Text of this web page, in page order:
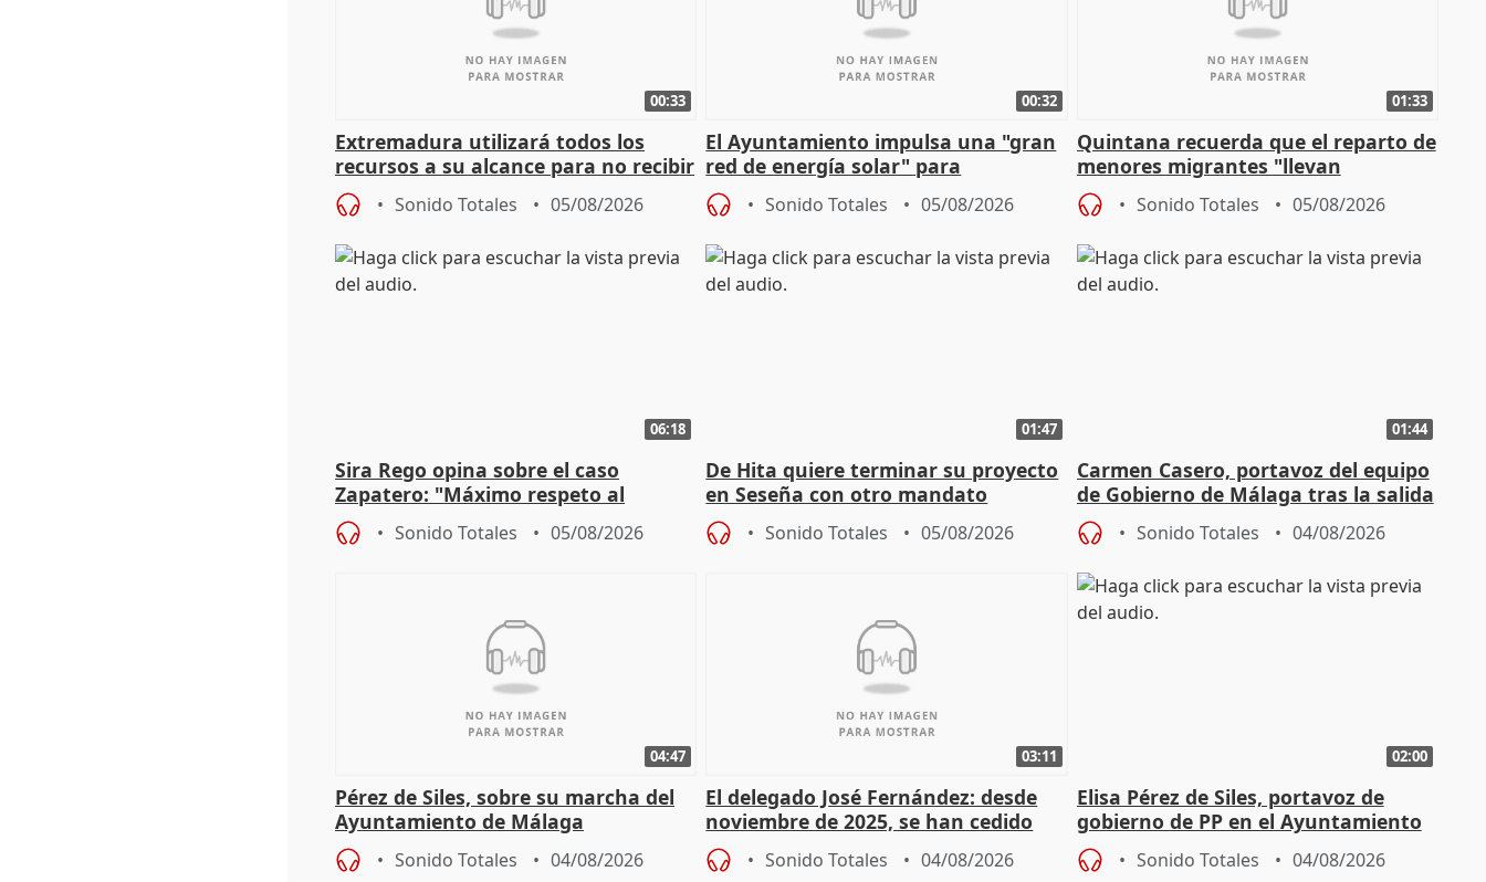
00:33
Extremadura utilizará todos los
recursos a su alcance para no recibir
más menores migrantes
Sonido Totales 05/08/2026
00:32
El Ayuntamiento impulsa una "gran
red de energía solar" para
autoconsumo
Sonido Totales 05/08/2026
01:33
Quintana recuerda que el reparto de
menores migrantes "llevan
aportación del Gobierno" central
Sonido Totales 05/08/2026
06:18
Sira Rego opina sobre el caso
Zapatero: "Máximo respeto al
proceso judicial"
Sonido Totales 05/08/2026
01:47
De Hita quiere terminar su proyecto
en Seseña con otro mandato
Sonido Totales 05/08/2026
01:44
Carmen Casero, portavoz del equipo
de Gobierno de Málaga tras la salida
de Pérez de Siles
Sonido Totales 04/08/2026
04:47
Pérez de Siles, sobre su marcha del
Ayuntamiento de Málaga
Sonido Totales 04/08/2026
03:11
El delegado José Fernández: desde
noviembre de 2025, se han cedido
9.810 ayudas por nacimiento
Sonido Totales 04/08/2026
02:00
Elisa Pérez de Siles, portavoz de
gobierno de PP en el Ayuntamiento
de Málaga, deja la política
Sonido Totales 04/08/2026